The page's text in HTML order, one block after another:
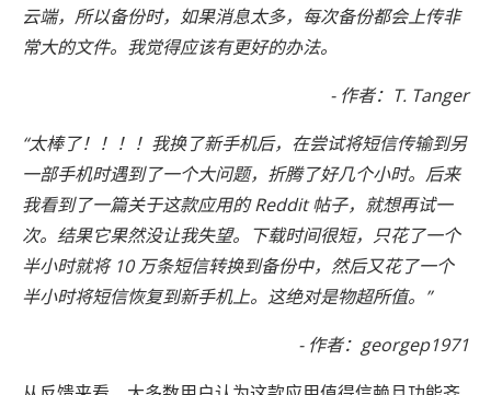
云端，所以备份时，如果消息太多，每次备份都会上传非
常大的文件。我觉得应该有更好的办法。
- 作者：T. Tanger
“太棒了！！！！我换了新手机后，在尝试将短信传输到另
一部手机时遇到了一个大问题，折腾了好几个小时。后来
我看到了一篇关于这款应用的 Reddit 帖子，就想再试一
次。结果它果然没让我失望。下载时间很短，只花了一个
半小时就将 10 万条短信转换到备份中，然后又花了一个
半小时将短信恢复到新手机上。这绝对是物超所值。”
- 作者：georgep1971